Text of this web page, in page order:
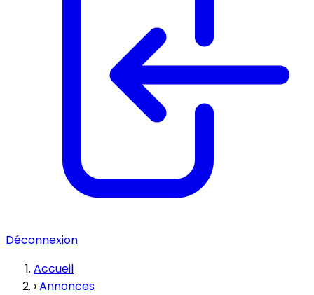
Déconnexion
Accueil
›Annonces